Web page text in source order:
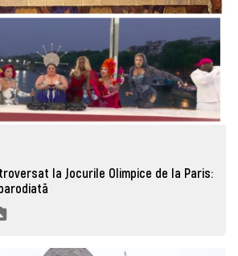
la Jocurile Olimpice de la Paris: